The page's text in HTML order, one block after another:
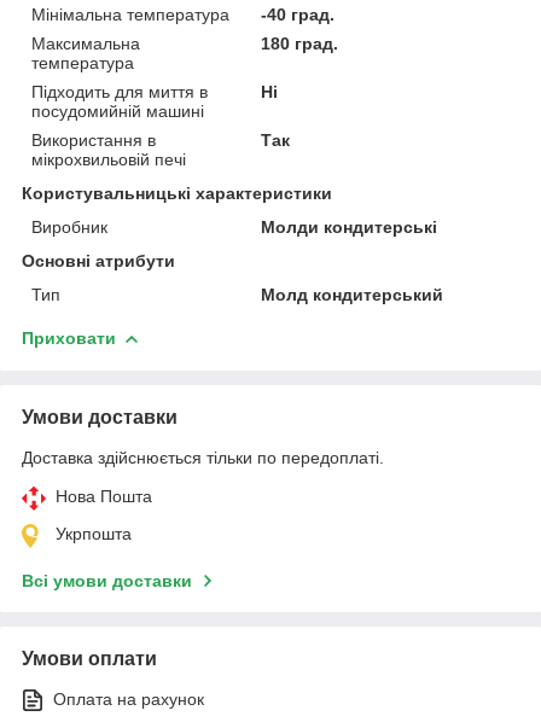
Мінімальна температура
-40 град.
Максимальна
температура
180 град.
Підходить для миття в
посудомийній машині
Ні
Використання в
мікрохвильовій печі
Так
Користувальницькі характеристики
Виробник
Молди кондитерські
Основні атрибути
Тип
Молд кондитерський
Приховати
Умови доставки
Доставка здійснюється тільки по передоплаті.
Нова Пошта
Укрпошта
Всі умови доставки
Умови оплати
Оплата на рахунок